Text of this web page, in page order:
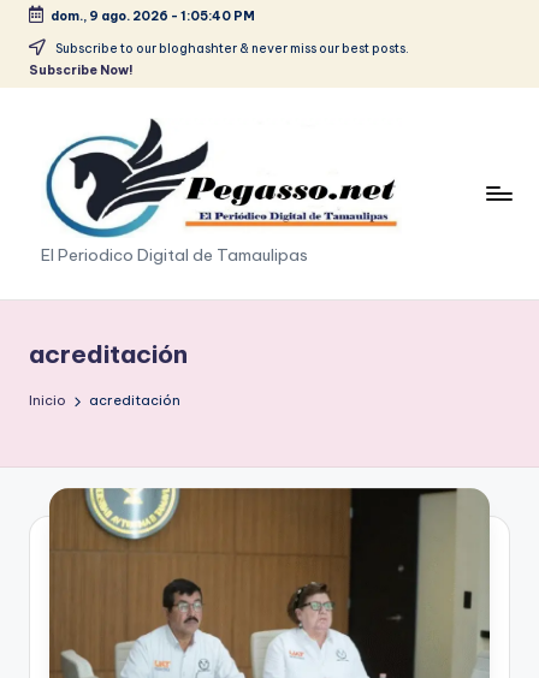
Saltar
dom., 9 ago. 2026 - 1:05:40 PM
Subscribe to our bloghashter & never miss our best posts.
Subscribe Now!
p
e
s
.
El Periodico Digital de Tamaulipas
acreditación
Inicio acreditación